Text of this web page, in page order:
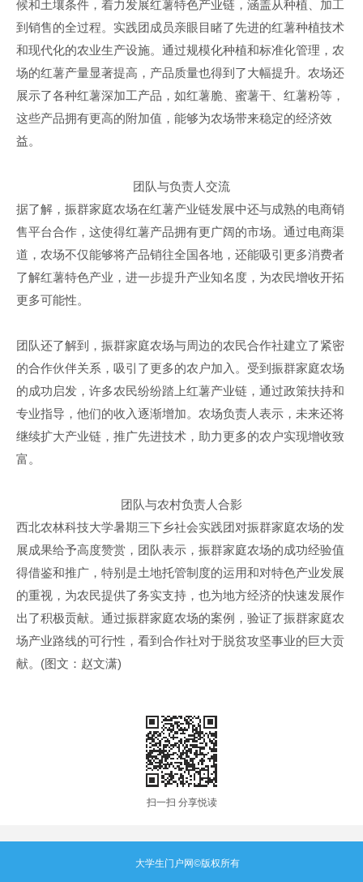
候和土壤条件，着力发展红薯特色产业链，涵盖从种植、加工
到销售的全过程。实践团成员亲眼目睹了先进的红薯种植技术
和现代化的农业生产设施。通过规模化种植和标准化管理，农
场的红薯产量显著提高，产品质量也得到了大幅提升。农场还
展示了各种红薯深加工产品，如红薯脆、蜜薯干、红薯粉等，
这些产品拥有更高的附加值，能够为农场带来稳定的经济效
益。
团队与负责人交流
据了解，振群家庭农场在红薯产业链发展中还与成熟的电商销
售平台合作，这使得红薯产品拥有更广阔的市场。通过电商渠
道，农场不仅能够将产品销往全国各地，还能吸引更多消费者
了解红薯特色产业，进一步提升产业知名度，为农民增收开拓
更多可能性。
团队还了解到，振群家庭农场与周边的农民合作社建立了紧密
的合作伙伴关系，吸引了更多的农户加入。受到振群家庭农场
的成功启发，许多农民纷纷踏上红薯产业链，通过政策扶持和
专业指导，他们的收入逐渐增加。农场负责人表示，未来还将
继续扩大产业链，推广先进技术，助力更多的农户实现增收致
富。
团队与农村负责人合影
西北农林科技大学暑期三下乡社会实践团对振群家庭农场的发
展成果给予高度赞赏，团队表示，振群家庭农场的成功经验值
得借鉴和推广，特别是土地托管制度的运用和对特色产业发展
的重视，为农民提供了务实支持，也为地方经济的快速发展作
出了积极贡献。通过振群家庭农场的案例，验证了振群家庭农
场产业路线的可行性，看到合作社对于脱贫攻坚事业的巨大贡
献。(图文：赵文潇)
扫一扫 分享悦读
大学生门户网©版权所有